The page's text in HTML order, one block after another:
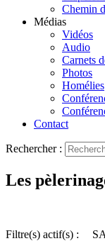
Chemin
Médias
Vidéos
Audio
Carnets
Photos
Homélies
Contact
Rechercher :
Les
Filtre(s) actif(s) :